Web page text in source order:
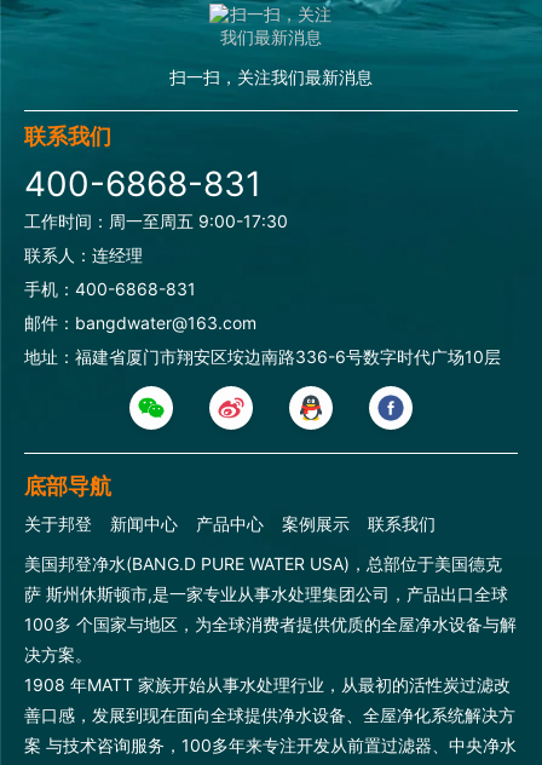
扫一扫，关注我们最新消息
联系我们
400-6868-831
工作时间：周一至周五 9:00-17:30
联系人：连经理
手机：400-6868-831
邮件：bangdwater@163.com
地址：福建省厦门市翔安区垵边南路336-6号数字时代广场10层
底部导航
关于邦登 新闻中心 产品中心 案例展示
联系我们
美国邦登净水(BANG.D PURE WATER USA)，总部位于美国德克
萨 斯州休斯顿市,是一家专业从事水处理集团公司，产品出口全球
100多 个国家与地区，为全球消费者提供优质的全屋净水设备与解
决方案。
1908 年MATT 家族开始从事水处理行业，从最初的活性炭过滤改
善口感，发展到现在面向全球提供净水设备、全屋净化系统解决方
案 与技术咨询服务，100多年来专注开发从前置过滤器、中央净水